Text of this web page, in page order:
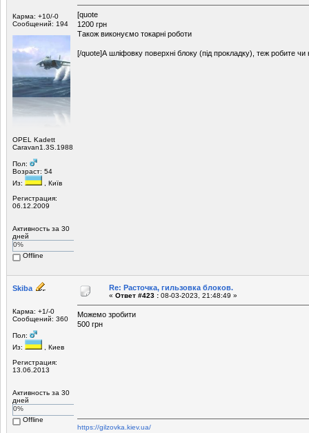
Карма: +10/-0
Сообщений: 194
OPEL Kadett
Caravan1.3S.1988.
Пол:
Возраст: 54
Из:
, Київ
Регистрация:
06.12.2009
Активность за 30
дней
0%
Offline
[quote
1200 грн
Також виконуємо токарні роботи
[/quote]А шліфовку поверхні блоку (під прокладку), теж робите чи
Skiba
Карма: +1/-0
Сообщений: 360
Пол:
Из:
, Киев
Регистрация:
13.06.2013
Активность за 30
дней
0%
Offline
Re: Расточка, гильзовка блоков.
« Ответ #423 : 08-03-2023, 21:48:49 »
Можемо зробити
500 грн
https://gilzovka.kiev.ua/